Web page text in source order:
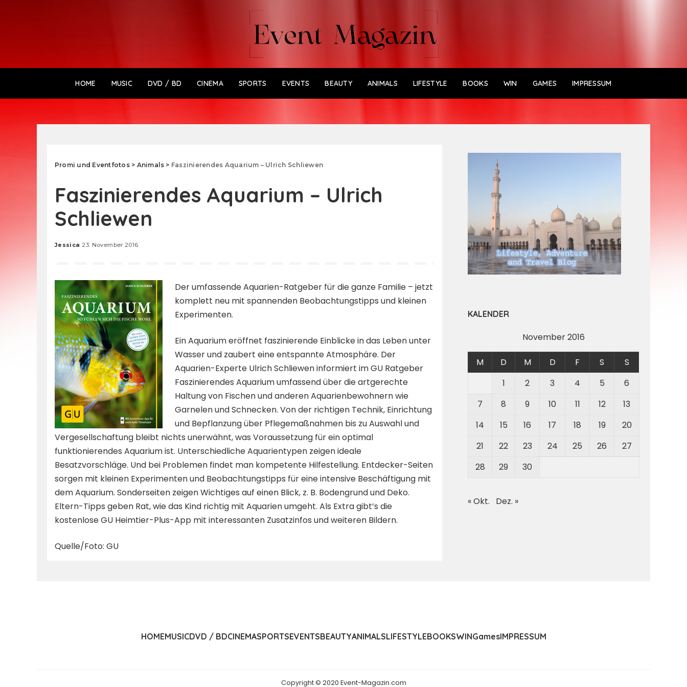
HOME MUSIC DVD / BD CINEMA SPORTS EVENTS BEAUTY ANIMALS LIFESTYLE BOOKS WIN GAMES IMPRESSUM
Promi und Eventfotos> Animals > Faszinierendes Aquarium – Ulrich Schliewen
Faszinierendes Aquarium – Ulrich
Schliewen
Posted
Jessica 23. November 2016
Der umfassende Aquarien-Ratgeber für die ganze Familie – jetzt
komplett neu mit spannenden Beobachtungstipps und kleinen
Experimenten.
Ein Aquarium eröffnet faszinierende Einblicke in das Leben unter
Wasser und zaubert eine entspannte Atmosphäre. Der
Aquarien-Experte Ulrich Schliewen informiert im GU Ratgeber
Faszinierendes Aquarium umfassend über die artgerechte
Haltung von Fischen und anderen Aquarienbewohnern wie
Garnelen und Schnecken. Von der richtigen Technik, Einrichtung
und Bepflanzung über Pflegemaßnahmen bis zu Auswahl und
Vergesellschaftung bleibt nichts unerwähnt, was Voraussetzung für ein optimal
funktionierendes Aquarium ist. Unterschiedliche Aquarientypen zeigen ideale
Besatzvorschläge. Und bei Problemen findet man kompetente Hilfestellung. Entdecker-Seiten
sorgen mit kleinen Experimenten und Beobachtungstipps für eine intensive Beschäftigung mit
dem Aquarium. Sonderseiten zeigen Wichtiges auf einen Blick, z. B. Bodengrund und Deko.
Eltern-Tipps geben Rat, wie das Kind richtig mit Aquarien umgeht. Als Extra gibt’s die
kostenlose GU Heimtier-Plus-App mit interessanten Zusatzinfos und weiteren Bildern.
Quelle/Foto: GU
KALENDER
November 2016
M D M D F S
S
1
2 3 4 5
6
7
8 9 10 11 12
13
14
15 16 17 18 19
20
21
22 23 24 25 26
27
28
29 30
« Okt. Dez. »
HOMEMUSICDVD / BDCINEMASPORTSEVENTSBEAUTYANIMALSLIFESTYLEBOOKSWINGamesIMPRESSUM
Copyright © 2020 Event-Magazin.com